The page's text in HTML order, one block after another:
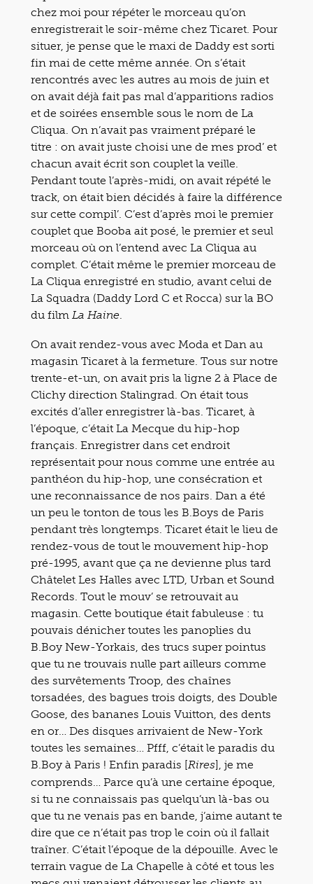
chez moi pour répéter le morceau qu’on
enregistrerait le soir-même chez Ticaret. Pour
situer, je pense que le maxi de Daddy est sorti
fin mai de cette même année. On s’était
rencontrés avec les autres au mois de juin et
on avait déjà fait pas mal d’apparitions radios
et de soirées ensemble sous le nom de La
Cliqua. On n’avait pas vraiment préparé le
titre : on avait juste choisi une de mes prod’ et
chacun avait écrit son couplet la veille.
Pendant toute l’après-midi, on avait répété le
track, on était bien décidés à faire la différence
sur cette compil’. C’est d’après moi le premier
couplet que Booba ait posé, le premier et seul
morceau où on l’entend avec La Cliqua au
complet. C’était même le premier morceau de
La Cliqua enregistré en studio, avant celui de
La Squadra (Daddy Lord C et Rocca) sur la BO
du film La Haine
On avait rendez-vous avec Moda et Dan au
magasin Ticaret à la fermeture. Tous sur notre
trente-et-un, on avait pris la ligne 2 à Place de
Clichy direction Stalingrad. On était tous
excités d’aller enregistrer là-bas. Ticaret, à
l’époque, c’était La Mecque du hip-hop
français. Enregistrer dans cet endroit
représentait pour nous comme une entrée au
panthéon du hip-hop, une consécration et
une reconnaissance de nos pairs. Dan a été
un peu le tonton de tous les B.Boys de Paris
pendant très longtemps. Ticaret était le lieu de
rendez-vous de tout le mouvement hip-hop
pré-1995, avant que ça ne devienne plus tard
Châtelet Les Halles avec LTD, Urban et Sound
Records. Tout le mouv’ se retrouvait au
magasin. Cette boutique était fabuleuse : tu
pouvais dénicher toutes les panoplies du
B.Boy New-Yorkais, des trucs super pointus
que tu ne trouvais nulle part ailleurs comme
des survêtements Troop, des chaînes
torsadées, des bagues trois doigts, des Double
Goose, des bananes Louis Vuitton, des dents
en or… Des disques arrivaient de New-York
toutes les semaines… Pfff, c’était le paradis du
B.Boy à Paris ! Enfin paradis [Rires], je me
comprends… Parce qu’à une certaine époque,
si tu ne connaissais pas quelqu’un là-bas ou
que tu ne venais pas en bande, j’aime autant te
dire que ce n’était pas trop le coin où il fallait
traîner. C’était l’époque de la dépouille. Avec le
terrain vague de La Chapelle à côté et tous les